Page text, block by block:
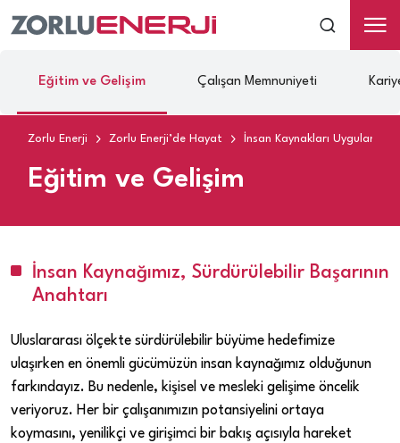
Eğitim ve Gelişim Çalışan Memnuniyeti
Zorlu Enerji Zorlu Enerji’de Hayat İnsan Kaynakları
Eğitim ve Gelişim
İnsan Kaynağımız, Sürdürülebilir Başarının
Anahtarı
Uluslararası ölçekte sürdürülebilir büyüme hedefimize
ulaşırken en önemli gücümüzün insan kaynağımız olduğunun
farkındayız. Bu nedenle, kişisel ve mesleki gelişime öncelik
veriyoruz. Her bir çalışanımızın potansiyelini ortaya
koymasını, yenilikçi ve girişimci bir bakış açısıyla hareket